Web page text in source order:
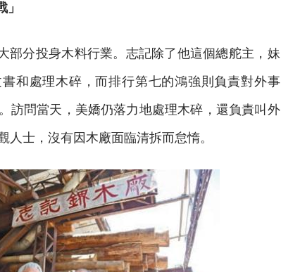
部分投身木料行業。志記除了他這個總舵主，妹
和處理木碎，而排行第七的鴻強則負責對外事
訪問當天，美嬌仍落力地處理木碎，還負責叫外
人士，沒有因木廠面臨清拆而怠惰。